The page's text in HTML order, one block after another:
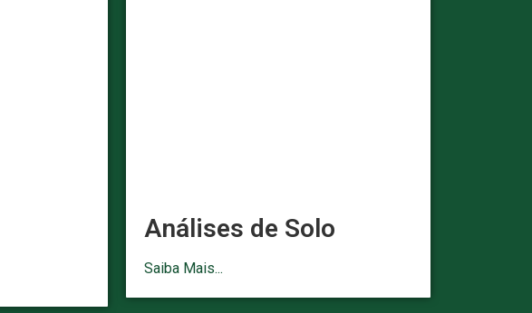
Análises de Solo
Saiba Mais...